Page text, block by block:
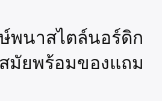
พนาสไตล์นอร์ดิก
มัยพร้อมของแถม